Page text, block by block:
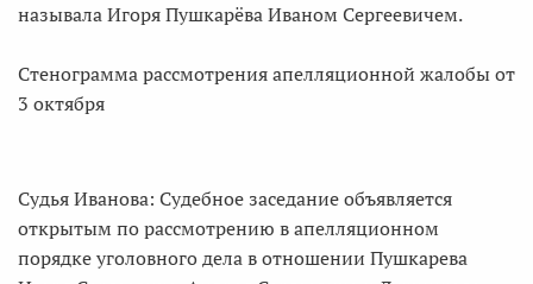
называла Игоря Пушкарёва Иваном Сергеевичем.
Стенограмма рассмотрения апелляционной жалобы от
3 октября
Судья Иванова: Судебное заседание объявляется
открытым по рассмотрению в апелляционном
порядке уголовного дела в отношении Пушкарева